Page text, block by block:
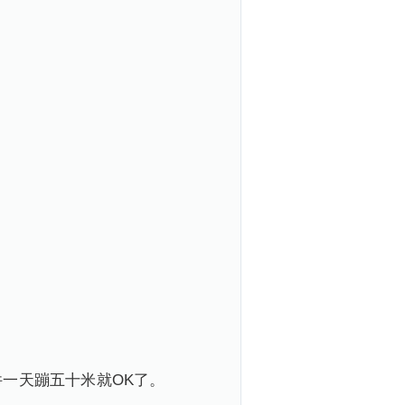
天蹦五十米就OK了。